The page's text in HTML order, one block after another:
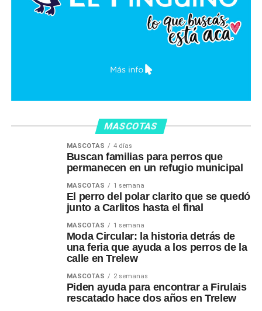
MASCOTAS
MASCOTAS 4 días
Buscan familias para perros que
permanecen en un refugio municipal
MASCOTAS 1 semana
El perro del polar clarito que se quedó
junto a Carlitos hasta el final
MASCOTAS 1 semana
Moda Circular: la historia detrás de
una feria que ayuda a los perros de la
calle en Trelew
MASCOTAS 2 semanas
Piden ayuda para encontrar a Firulais
rescatado hace dos años en Trelew